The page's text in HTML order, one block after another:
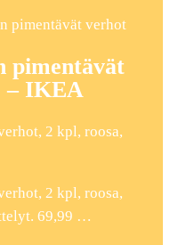
pimentävät verhot
pimentävät
– IKEA
2 kpl, roosa,
2 kpl, roosa,
69,99 …